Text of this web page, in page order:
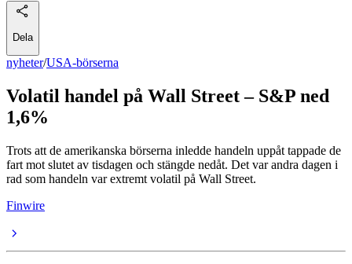
Dela
nyheter/USA-börserna
Volatil handel på Wall Street – S&P ned
1,6%
Trots att de amerikanska börserna inledde handeln uppåt tappade de
fart mot slutet av tisdagen och stängde nedåt. Det var andra dagen i
rad som handeln var extremt volatil på Wall Street.
Finwire